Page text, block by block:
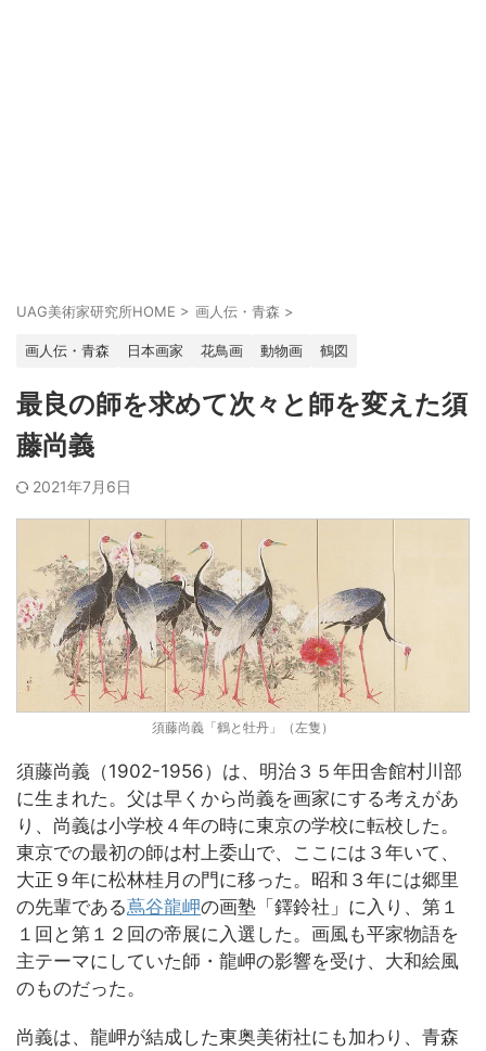
UAG美術家研究所HOME > 画人伝・青森 >
画人伝・青森 日本画家 花鳥画 動物画 鶴図
最良の師を求めて次々と師を変えた須
藤尚義
2021年7月6日
須藤尚義「鶴と牡丹」（左隻）
須藤尚義（1902-1956）は、明治３５年田舎館村川部
に生まれた。父は早くから尚義を画家にする考えがあ
り、尚義は小学校４年の時に東京の学校に転校した。
東京での最初の師は村上委山で、ここには３年いて、
大正９年に松林桂月の門に移った。昭和３年には郷里
の先輩である蔦谷龍岬の画塾「鐸鈴社」に入り、第１
１回と第１２回の帝展に入選した。画風も平家物語を
主テーマにしていた師・龍岬の影響を受け、大和絵風
のものだった。
尚義は、龍岬が結成した東奥美術社にも加わり、青森